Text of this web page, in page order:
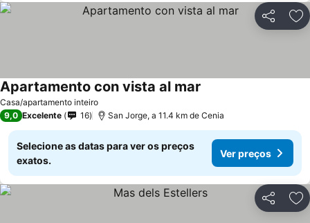
Partilhar
Casa/apartamento inteiro
Apartamento con vista al mar
9,0 Excelente 16 San Jorge, a 11.4 km de Cenia
Selecione as datas para ver os preços
exatos.
Ver preços
Partilhar